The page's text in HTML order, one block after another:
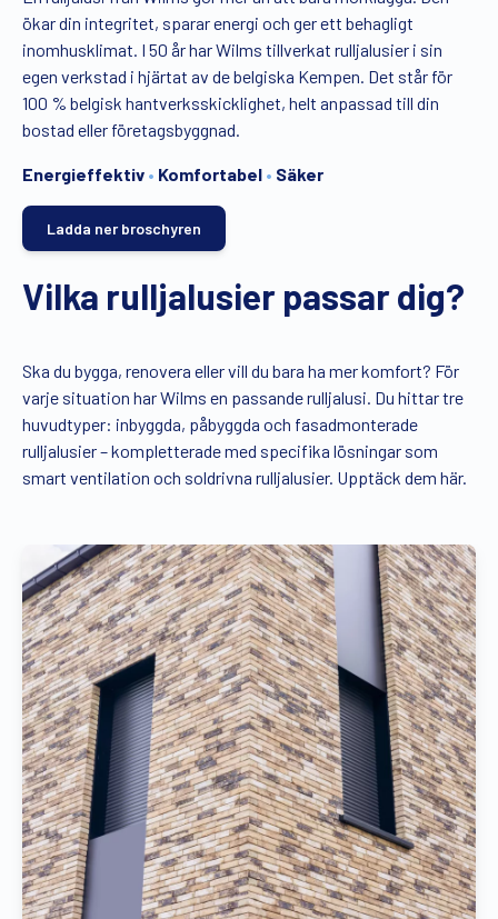
Gratis broschyr
ökar din integritet, sparar energi och ger ett behagligt
inomhusklimat. I 50 år har Wilms tillverkat rulljalusier i sin
egen verkstad i hjärtat av de belgiska Kempen. Det står för
100 % belgisk hantverksskicklighet, helt anpassad till din
bostad eller företagsbyggnad.
Energieffektiv • Komfortabel • Säker
Ladda ner broschyren
Vilka rulljalusier passar dig?
Ska du bygga, renovera eller vill du bara ha mer komfort? För
varje situation har Wilms en passande rulljalusi. Du hittar tre
huvudtyper: inbyggda, påbyggda och fasadmonterade
rulljalusier – kompletterade med specifika lösningar som
smart ventilation och soldrivna rulljalusier. Upptäck dem här.